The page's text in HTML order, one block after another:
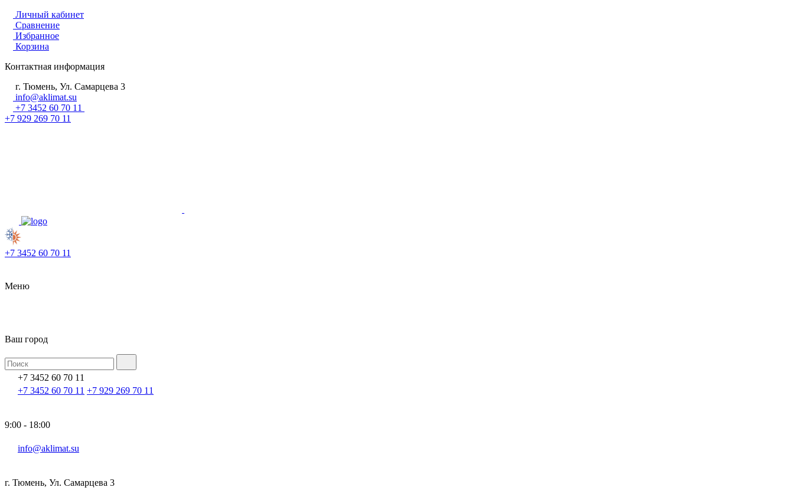
Личный кабинет
Сравнение
Избранное
Корзина
Контактная информация
г. Тюмень, Ул. Самарцева 3
info@aklimat.su
+7 3452 60 70 11
+7 929 269 70 11
+7 3452 60 70 11
Меню
Ваш город
+7 3452 60 70 11
+7 3452 60 70 11 +7 929 269 70 11
9:00 - 18:00
info@aklimat.su
г. Тюмень, Ул. Самарцева 3